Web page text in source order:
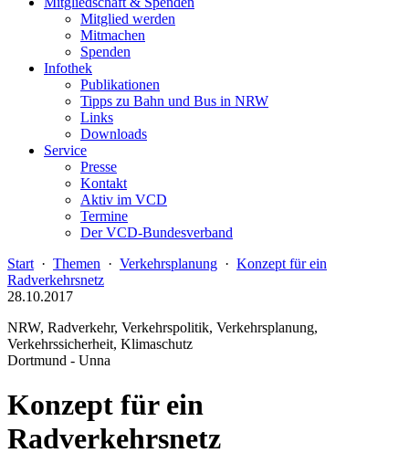
Mitglied werden
Mitmachen
Spenden
Infothek
Publikationen
Tipps zu Bahn und Bus in NRW
Links
Downloads
Service
Presse
Kontakt
Aktiv im VCD
Termine
Der VCD-Bundesverband
Start · Themen · Verkehrsplanung · Konzept für ein
Radverkehrsnetz
28.10.2017
NRW, Radverkehr, Verkehrspolitik, Verkehrsplanung,
Verkehrssicherheit, Klimaschutz
Dortmund - Unna
Konzept für ein
Radverkehrsnetz